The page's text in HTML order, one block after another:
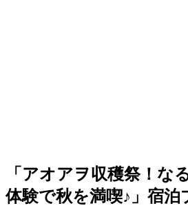
「アオアヲ収穫祭！な
体験で秋を満喫♪」宿泊